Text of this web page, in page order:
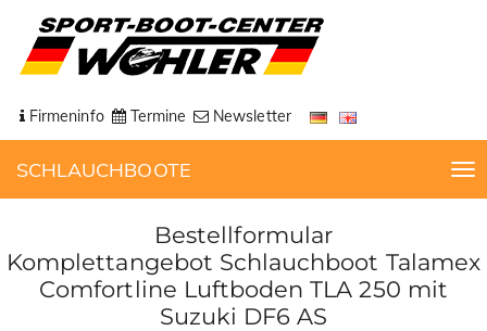
Firmeninfo Termine Newsletter
SCHLAUCHBOOTE
T
o
l
Bestellformular
Komplettangebot Schlauchboot Talamex
Comfortline Luftboden TLA 250 mit
Suzuki DF6 AS